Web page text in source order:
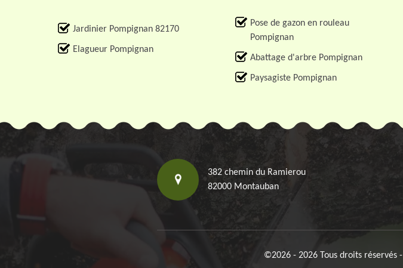
Jardinier Pompignan 82170
Elagueur Pompignan
Pose de gazon en rouleau
Pompignan
Abattage d'arbre Pompignan
Paysagiste Pompignan
382 chemin du Ramierou
82000 Montauban
©2026 - 2026 Tous droits réservés -